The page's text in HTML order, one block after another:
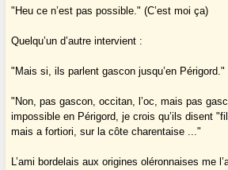
"Heu ce n’est pas possible." (C’est moi ça)
Quelqu’un d’autre intervient :
"Mais si, ils parlent gascon jusqu’en Périgord."
"Non, pas gascon, occitan, l’oc, mais pas
impossible en Périgord, je crois qu’ils disent
mais a fortiori, sur la côte charentaise ..."
L’ami bordelais aux origines oléronnaises me